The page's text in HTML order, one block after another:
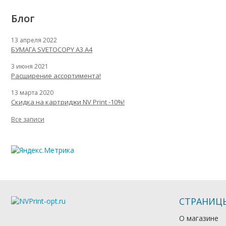
Блог
13 апреля 2022
БУМАГА SVETOCOPY A3 A4
3 июня 2021
Расширение ассортимента!
13 марта 2020
Скидка на картриджи NV Print -10%!
Все записи
О магазине